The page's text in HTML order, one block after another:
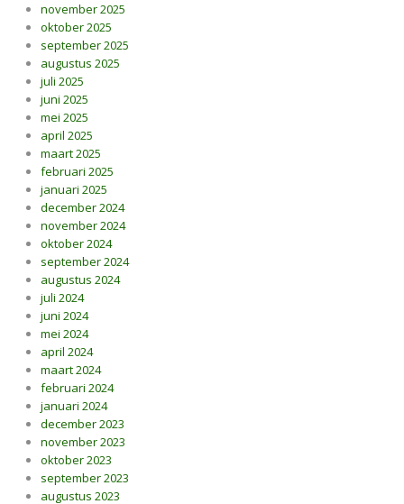
november 2025
oktober 2025
september 2025
augustus 2025
juli 2025
juni 2025
mei 2025
april 2025
maart 2025
februari 2025
januari 2025
december 2024
november 2024
oktober 2024
september 2024
augustus 2024
juli 2024
juni 2024
mei 2024
april 2024
maart 2024
februari 2024
januari 2024
december 2023
november 2023
oktober 2023
september 2023
augustus 2023